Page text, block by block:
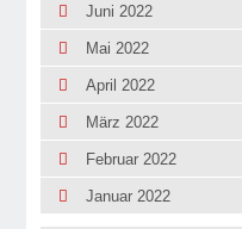
Juni 2022
Mai 2022
April 2022
März 2022
Februar 2022
Januar 2022